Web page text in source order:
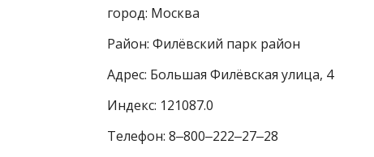
город: Москва
Район: Филёвский парк район
Адрес: Большая Филёвская улица, 4
Индекс: 121087.0
Телефон: 8‒800‒222‒27‒28